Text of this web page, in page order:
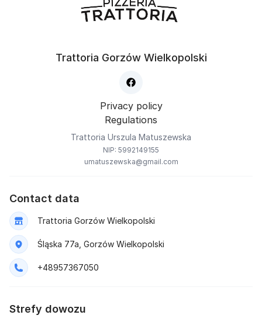
Trattoria Gorzów Wielkopolski
Privacy policy
Regulations
Trattoria Urszula Matuszewska
NIP: 5992149155
umatuszewska@gmail.com
Contact data
Trattoria Gorzów Wielkopolski
Śląska 77a, Gorzów Wielkopolski
+48957367050
Strefy dowozu